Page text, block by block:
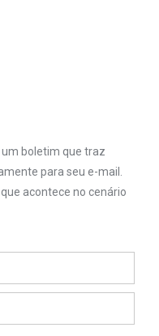
boletim que traz
para seu e-mail.
acontece no cenário